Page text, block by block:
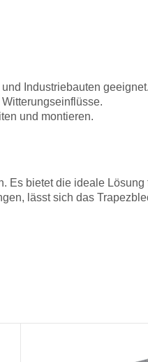
Industriebauten geeignet.
und montieren.
Es bietet die ideale
lässt sich das